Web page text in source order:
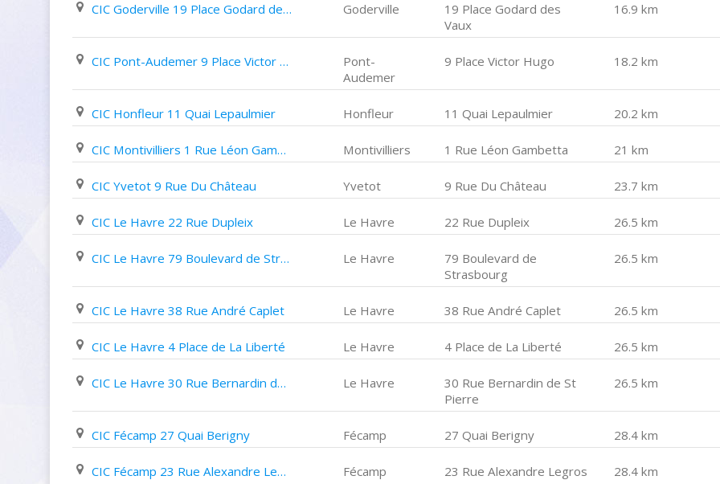
CIC Goderville 19 Place Godard des Vaux Goderville
19 Place Godard des
Vaux
16.9 km
CIC Pont-Audemer 9 Place Victor Hugo
Pont-
Audemer
9 Place Victor Hugo 18.2 km
CIC Honfleur 11 Quai Lepaulmier Honfleur 11 Quai Lepaulmier 20.2 km
CIC Montivilliers 1 Rue Léon Gambetta Montivilliers 1 Rue Léon Gambetta 21 km
CIC Yvetot 9 Rue Du Château Yvetot 9 Rue Du Château 23.7 km
CIC Le Havre 22 Rue Dupleix Le Havre 22 Rue Dupleix 26.5 km
CIC Le Havre 79 Boulevard de Strasbourg Le Havre
79 Boulevard de
Strasbourg
26.5 km
CIC Le Havre 38 Rue André Caplet Le Havre 38 Rue André Caplet 26.5 km
CIC Le Havre 4 Place de La Liberté Le Havre 4 Place de La Liberté 26.5 km
CIC Le Havre 30 Rue Bernardin de St Pierre Le Havre
30 Rue Bernardin de St
Pierre
26.5 km
CIC Fécamp 27 Quai Berigny Fécamp 27 Quai Berigny 28.4 km
CIC Fécamp 23 Rue Alexandre Legros Fécamp 23 Rue Alexandre Legros 28.4 km